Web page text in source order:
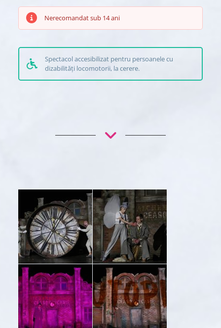
Nerecomandat sub 14 ani
Spectacol accesibilizat pentru persoanele cu
dizabilități locomotorii, la cerere.